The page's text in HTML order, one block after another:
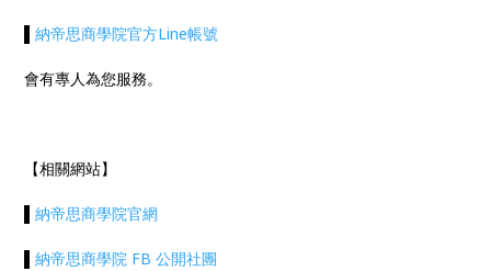
▌納帝思商學院官方Line帳號
會有專人為您服務。
【相關網站】
▌納帝思商學院官網
▌納帝思商學院 FB 公開社團